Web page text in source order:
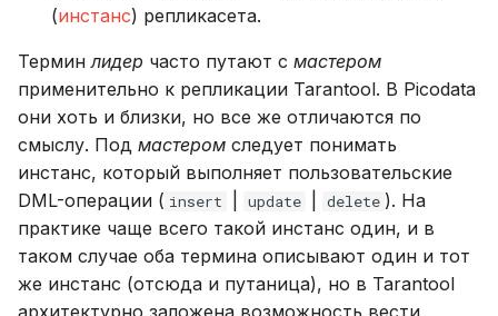
(инстанс) репликасета.
Терминлидер часто путают с мастером
применительно к репликации Tarantool. В Picodata
они хоть и близки, но все же отличаются по
смыслу. Под мастером следует понимать
инстанс, который выполняет пользовательские
DML-операции ( insert update delete ). На
практике чаще всего такой инстанс один, и в
таком случае оба термина описывают один и тот
же инстанс (отсюда и путаница), но в Tarantool
архитектурно заложена возможность вести